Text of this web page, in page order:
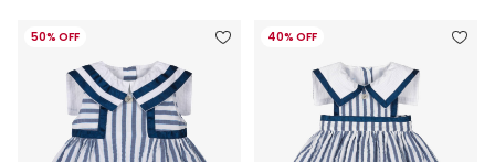
50% OFF 40% OFF